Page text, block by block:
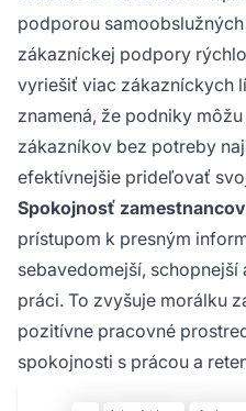
podporou
zákazníckej podpory
vyriešiť viac zákazníckych
znamená, že podniky
zákazníkov bez potreby
efektívnejšie prideľovať
Spokojnosť
prístupom k presným
sebavedomejší,
práci. To zvyšuje morálku
pozitívne pracovné
spokojnosti s prácou a